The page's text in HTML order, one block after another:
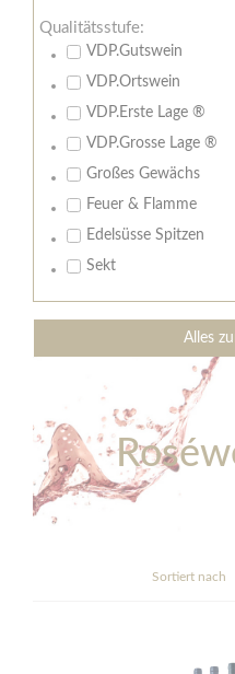
Qualitätsstufe:
VDP.Gutswein
VDP.Ortswein
VDP.Erste Lage ®
VDP.Grosse Lage ®
Großes Gewächs
Feuer & Flamme
Edelsüsse Spitzen
Sekt
Alles
Sortiert nach